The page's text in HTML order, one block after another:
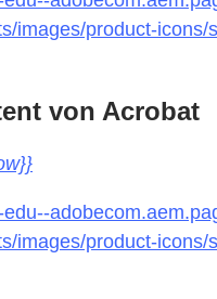
images/product-icons/
von Acrobat
images/product-icons/